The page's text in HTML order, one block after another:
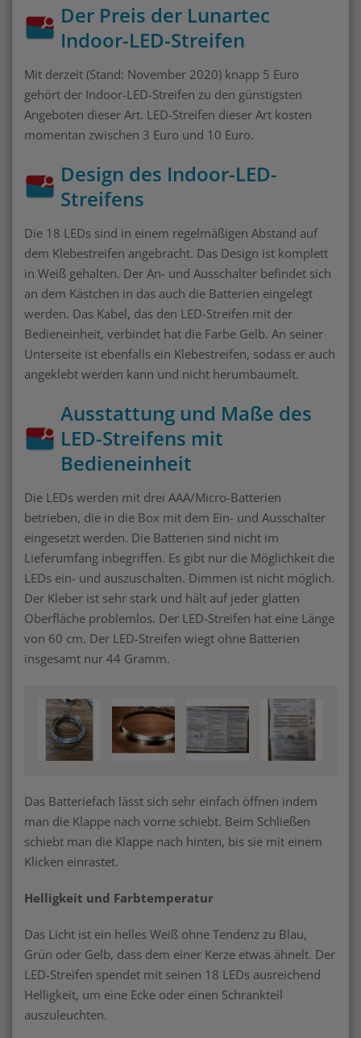
Der Preis der Lunartec
Indoor-LED-Streifen
Mit derzeit (Stand: November 2020) knapp 5 Euro
gehört der Indoor-LED-Streifen zu den günstigsten
Angeboten dieser Art. LED-Streifen dieser Art kosten
momentan zwischen 3 Euro und 10 Euro.
Design des Indoor-LED-
Streifens
Die 18 LEDs sind in einem regelmäßigen Abstand auf
dem Klebestreifen angebracht. Das Design ist komplett
in Weiß gehalten. Der An- und Ausschalter befindet sich
an dem Kästchen in das auch die Batterien eingelegt
werden. Das Kabel, das den LED-Streifen mit der
Bedieneinheit, verbindet hat die Farbe Gelb. An seiner
Unterseite ist ebenfalls ein Klebestreifen, sodass er auch
angeklebt werden kann und nicht herumbaumelt.
Ausstattung und Maße des
LED-Streifens mit
Bedieneinheit
Die LEDs werden mit drei AAA/Micro-Batterien
betrieben, die in die Box mit dem Ein- und Ausschalter
eingesetzt werden. Die Batterien sind nicht im
Lieferumfang inbegriffen. Es gibt nur die Möglichkeit die
LEDs ein- und auszuschalten. Dimmen ist nicht möglich.
Der Kleber ist sehr stark und hält auf jeder glatten
Oberfläche problemlos. Der LED-Streifen hat eine Länge
von 60 cm. Der LED-Streifen wiegt ohne Batterien
insgesamt nur 44 Gramm.
Das Batteriefach lässt sich sehr einfach öffnen indem
man die Klappe nach vorne schiebt. Beim Schließen
schiebt man die Klappe nach hinten, bis sie mit einem
Klicken einrastet.
Helligkeit und Farbtemperatur
Das Licht ist ein helles Weiß ohne Tendenz zu Blau,
Grün oder Gelb, dass dem einer Kerze etwas ähnelt. Der
LED-Streifen spendet mit seinen 18 LEDs ausreichend
Helligkeit, um eine Ecke oder einen Schrankteil
auszuleuchten.